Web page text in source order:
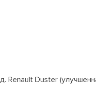
Renault Duster